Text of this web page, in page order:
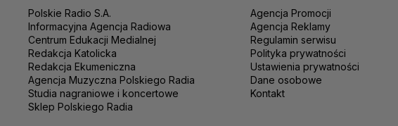
Polskie Radio S.A.
Informacyjna Agencja Radiowa
Centrum Edukacji Medialnej
Redakcja Katolicka
Redakcja Ekumeniczna
Agencja Muzyczna Polskiego Radia
Studia nagraniowe i koncertowe
Sklep Polskiego Radia
Agencja Promocji
Agencja Reklamy
Regulamin serwisu
Polityka prywatności
Ustawienia prywatności
Dane osobowe
Kontakt